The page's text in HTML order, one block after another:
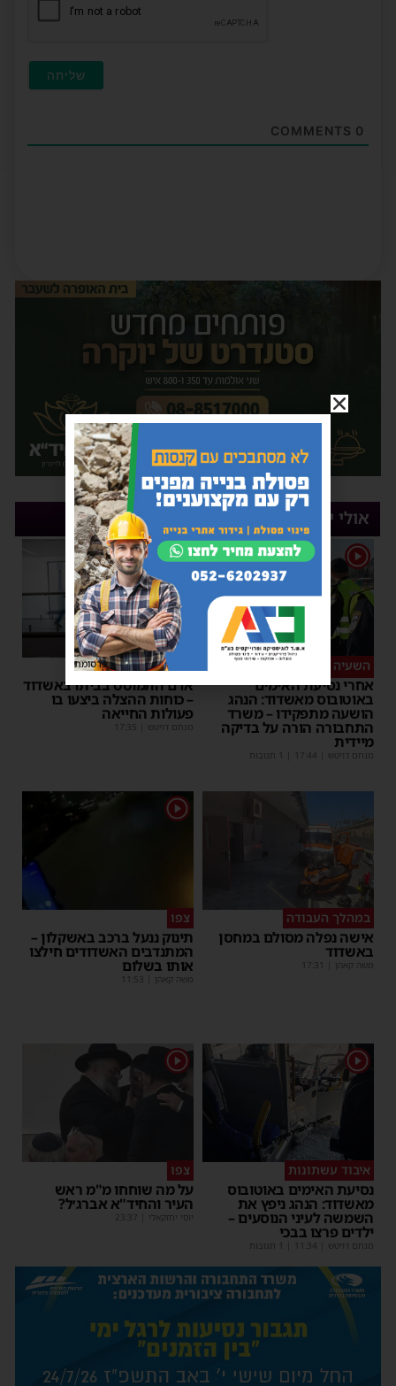
0
אולי יעניין אותך
1
השעיה מיידית
אחרי נסיעת האימים
באוטובוס מאשדוד: הנהג
הושעה מתפקידו – משרד
התחבורה הורה על בדיקה
מיידית
מנחם דויטש 17:44
ליבו שב לפעום
אדם התמוטט בביתו באשדוד
– כוחות ההצלה ביצעו בו
פעולות החייאה
מנחם דויטש 17:35
במהלך העבודה
אישה נפלה מסולם במחסן
באשדוד
משה קאהן 17:31
1
צפו
תינוק ננעל ברכב באשקלון –
המתנדבים האשדודים חילצו
אותו בשלום
משה קאהן 11:53
1
איבוד עשתונות
נסיעת האימים באוטובוס
מאשדוד: הנהג ניפץ את
השמשה לעיני הנוסעים –
ילדים פרצו בבכי
מנחם דויטש 11:34
1
צפו
על מה שוחחו מ"מ ראש
העיר והחיד"א אברג׳ל?
יוסי יחזקאלי 23:37
פרסומת